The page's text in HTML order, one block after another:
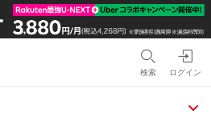
検索 ログイン